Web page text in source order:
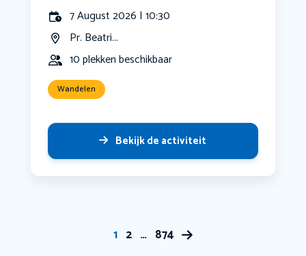
7 August 2026 | 10:30
Pr. Beatri...
10 plekken beschikbaar
Wandelen
Bekijk de activiteit
1 2 … 874